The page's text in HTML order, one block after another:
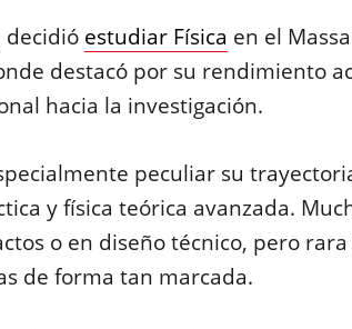
decidió estudiar Física en el
destacó por su rendimiento
hacia la investigación.
peculiar su
y física teórica avanzada.
o en diseño técnico, pero
de forma tan marcada.